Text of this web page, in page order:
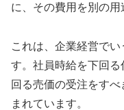
に、その費用を別の用
これは、企業経営で
す。社員時給を下回
回る売価の受注をす
まれています。